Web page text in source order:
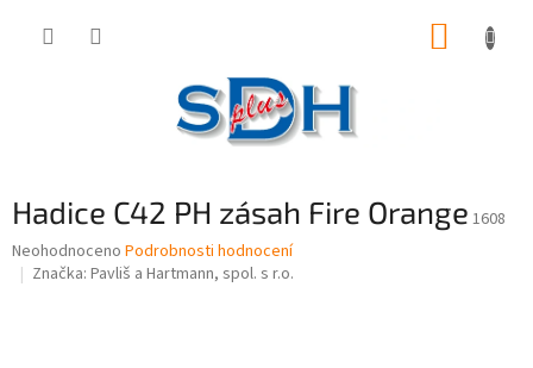
Hadice C42 PH zásah Fire Orange 1608
Průměrné
hodnocení
Neohodnoceno Podrobnosti hodnocení
Značka: Pavliš a Hartmann, spol. s r.o.